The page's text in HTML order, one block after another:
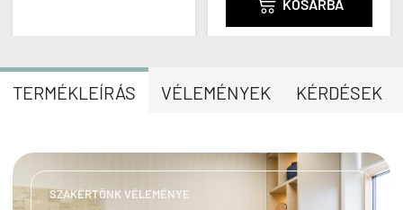
TERMÉKLEÍRÁS VÉLEMÉNYEK KÉRDÉSEK
SZAKÉRTŐNK VÉLEMÉNYE